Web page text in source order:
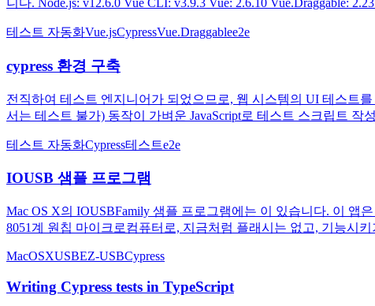
니다. Node.js: v12.6.0 Vue CLI: v3.9.3 Vue: 2.6.10 Vue.Draggable:
테스트 자동화Vue.jsCypressVue.Draggablee2e
cypress 환경 구축
전직하여 테스트 엔지니어가 되었으므로, 웹 시스템의 UI 테스트
서는 테스트 불가) 동작이 가벼운 JavaScript로 테스트 스크립트 작
테스트 자동화Cypress테스트e2e
IOUSB 샘플 프로그램
Mac OS X의 IOUSBFamily 샘플 프로그램에는 이 있습니다. 이 앱
8051계 원칩 마이크로컴퓨터로, 지금처럼 플래시는 없고, 기능시
MacOSXUSBEZ-USBCypress
Writing Cypress tests in TypeScript